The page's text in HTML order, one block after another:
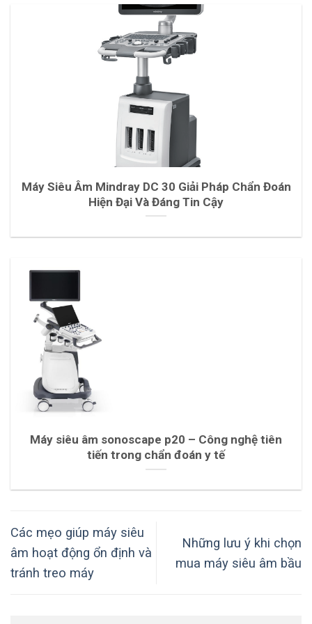
Máy Siêu Âm Mindray DC 30 Giải Pháp Chẩn Đoán
Hiện Đại Và Đáng Tin Cậy
Máy siêu âm sonoscape p20 – Công nghệ tiên
tiến trong chẩn đoán y tế
Các mẹo giúp máy siêu
âm hoạt động ổn định và
tránh treo máy
Những lưu ý khi chọn
mua máy siêu âm bầu